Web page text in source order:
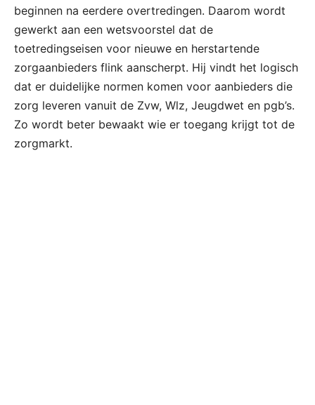
beginnen na eerdere overtredingen. Daarom wordt
gewerkt aan een wetsvoorstel dat de
toetredingseisen voor nieuwe en herstartende
zorgaanbieders flink aanscherpt. Hij vindt het logisch
dat er duidelijke normen komen voor aanbieders die
zorg leveren vanuit de Zvw, Wlz, Jeugdwet en pgb’s.
Zo wordt beter bewaakt wie er toegang krijgt tot de
zorgmarkt.